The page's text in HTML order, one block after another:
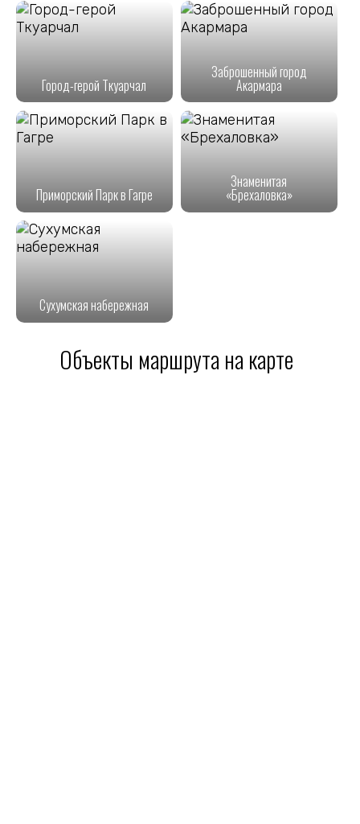
Город-герой Ткуарчал
Заброшенный город
Акармара
Приморский Парк в Гагре
Знаменитая
«Брехаловка»
Сухумская набережная
Объекты маршрута на карте